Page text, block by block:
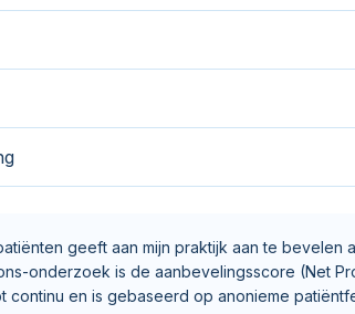
geeft aan mijn praktijk aan te bevelen
onderzoek is de aanbevelingsscore (Net
continu en is gebaseerd op anonieme